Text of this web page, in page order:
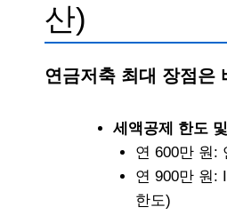
산)
연금저축 최대 장점은
세액공제 한도
연 600만 원:
연 900만 원:
한도)